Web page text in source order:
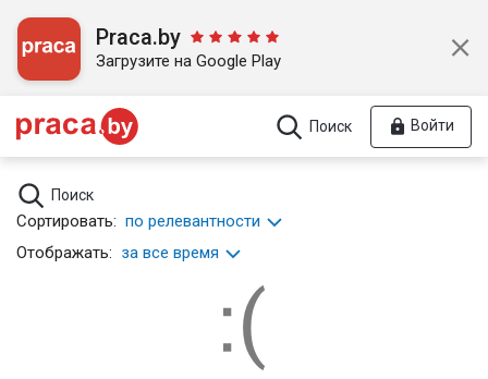
Praca.by
Загрузите на Google Play
Поиск Войти
Поиск
Сортировать: по релевантности
Отображать: за все время